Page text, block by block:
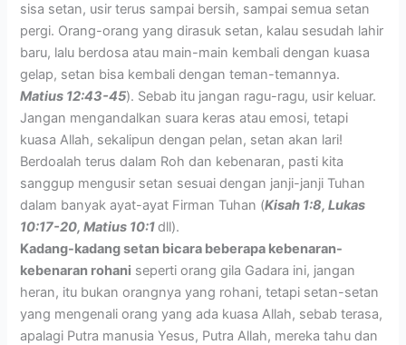
sisa setan, usir terus sampai bersih, sampai semua setan
pergi. Orang-orang yang dirasuk setan, kalau sesudah lahir
baru, lalu berdosa atau main-main kembali dengan kuasa
gelap, setan bisa kembali dengan teman-temannya.
Matius 12:43-45). Sebab itu jangan ragu-ragu, usir keluar.
Jangan mengandalkan suara keras atau emosi, tetapi
kuasa Allah, sekalipun dengan pelan, setan akan lari!
Berdoalah terus dalam Roh dan kebenaran, pasti kita
sanggup mengusir setan sesuai dengan janji-janji Tuhan
dalam banyak ayat-ayat Firman Tuhan (Kisah 1:8, Lukas
10:17-20, Matius 10:1dll).
Kadang-kadang setan bicara beberapa kebenaran-
kebenaran rohani seperti orang gila Gadara ini, jangan
heran, itu bukan orangnya yang rohani, tetapi setan-setan
yang mengenali orang yang ada kuasa Allah, sebab terasa,
apalagi Putra manusia Yesus, Putra Allah, mereka tahu dan